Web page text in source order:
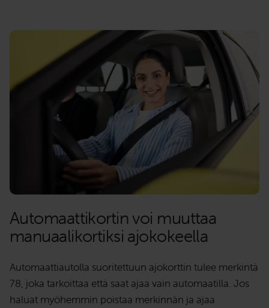
Automaattikortin voi muuttaa
manuaalikortiksi ajokokeella
Automaattiautolla suoritettuun ajokorttin tulee merkintä
78, joka tarkoittaa että saat ajaa vain automaatilla. Jos
haluat myöhemmin poistaa merkinnän ja ajaa